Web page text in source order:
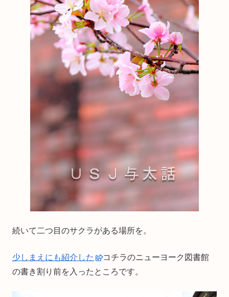
続いて二つ目のサクラがある場所を。
少しまえにも紹介した
コチラのニューヨーク図書館
の書き割り前を入ったところです。